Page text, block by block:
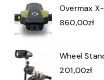
Overmax
860,00zł
Wheel
201,00zł